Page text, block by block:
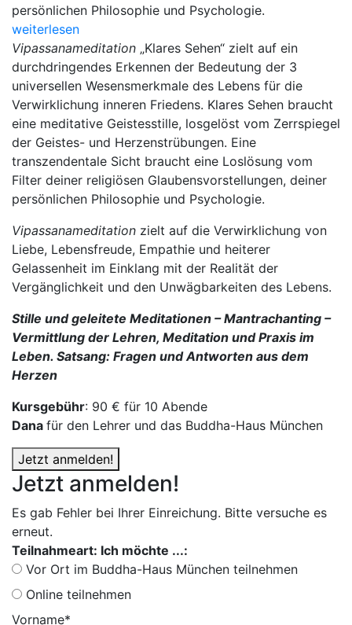
persönlichen Philosophie und Psychologie.
weiterlesen
Vipassanameditation „Klares Sehen“ zielt auf ein
durchdringendes Erkennen der Bedeutung der 3
universellen Wesensmerkmale des Lebens für die
Verwirklichung inneren Friedens. Klares Sehen braucht
eine meditative Geistesstille, losgelöst vom Zerrspiegel
der Geistes- und Herzenstrübungen. Eine
transzendentale Sicht braucht eine Loslösung vom
Filter deiner religiösen Glaubensvorstellungen, deiner
persönlichen Philosophie und Psychologie.
Vipassanameditation zielt auf die Verwirklichung von
Liebe, Lebensfreude, Empathie und heiterer
Gelassenheit im Einklang mit der Realität der
Vergänglichkeit und den Unwägbarkeiten des Lebens.
Stille und geleitete Meditationen – Mantrachanting –
Vermittlung der Lehren, Meditation und Praxis im
Leben. Satsang: Fragen und Antworten aus dem
Herzen
Kursgebühr: 90 € für 10 Abende
Dana für den Lehrer und das Buddha-Haus München
Jetzt anmelden!
Jetzt anmelden!
Es gab Fehler bei Ihrer Einreichung. Bitte versuche es
erneut.
Teilnahmeart: Ich möchte ...:
Vor Ort im Buddha-Haus München teilnehmen
Online teilnehmen
Vorname*